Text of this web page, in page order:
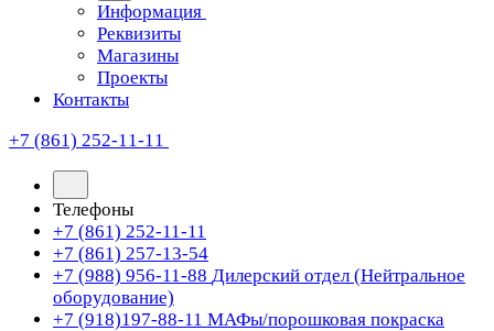
Информация
Реквизиты
Магазины
Проекты
Контакты
+7 (861) 252-11-11
Телефоны
+7 (861) 252-11-11
+7 (861) 257-13-54
+7 (988) 956-11-88 Дилерский отдел (Нейтральное
оборудование)
+7 (918)197-88-11 МАФы/порошковая покраска